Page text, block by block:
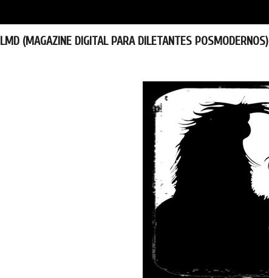
LMD (MAGAZINE DIGITAL PARA DILETANTES POSMODERNOS)